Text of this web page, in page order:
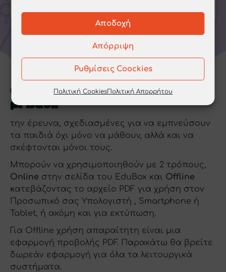
Αποδοχή
Απόρριψη
Ρυθμίσεις Coockies
Πολιτική CookiesΠολιτική Απορρήτου
Οι Σημειώσεις έχουν δημιουργηθεί
με βάση
την έρευνα, σχεδιασμένες για να εμπνεύσουν
τα παιδιά όχι μόνο να μάθουν, αλλά και να
σκέφτονται μόνοι τους.
Μπορούν να χρησιμοποιηθούν με 2 τρόπους,
Online στην σελίδα του EduBox και Offline
κατεβάζοντας το αρχείο PDF για χρήση στον
Προσωπικό σας Υπολογιστή , Smartphone ή
Tablet, ή ακόμη και για εκτύπωση.
Για Offline χρήση απαραίτητη είναι μια
εφαρμογή προβολής PDF. Παρακάτω θα βρείτε
δωρεάν εφαρμογή για όλα τα λειτουργικά
συστήματα.